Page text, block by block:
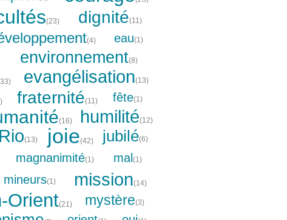
(23) dignité(11)
(4) eau(1)
environnement(8)
evangélisation(13)
fraternité(11) fête(1)
(16) humilité(12)
(13) joie(42) jubilé(6)
magnanimité(1) mal (1)
mineurs(1) mission(14)
Orient(21) mystère(3)